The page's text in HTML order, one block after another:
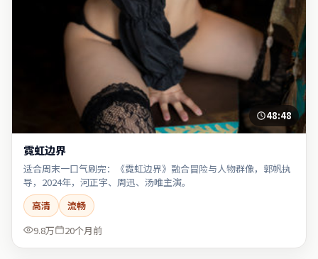
48:48
霓虹边界
适合周末一口气刷完：《霓虹边界》融合冒险与人物群像，郭帆执
导，2024年，河正宇、周迅、汤唯主演。
高清
流畅
9.8万
20个月前